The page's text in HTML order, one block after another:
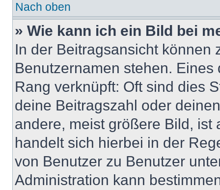
Nach oben
» Wie kann ich ein Bild bei
In der Beitragsansicht können
Benutzernamen stehen.
Rang verknüpft: Oft sind dies
deine Beitragszahl oder
andere, meist größere Bild, ist
handelt sich hierbei in der
von Benutzer zu Benutzer
Administration kann